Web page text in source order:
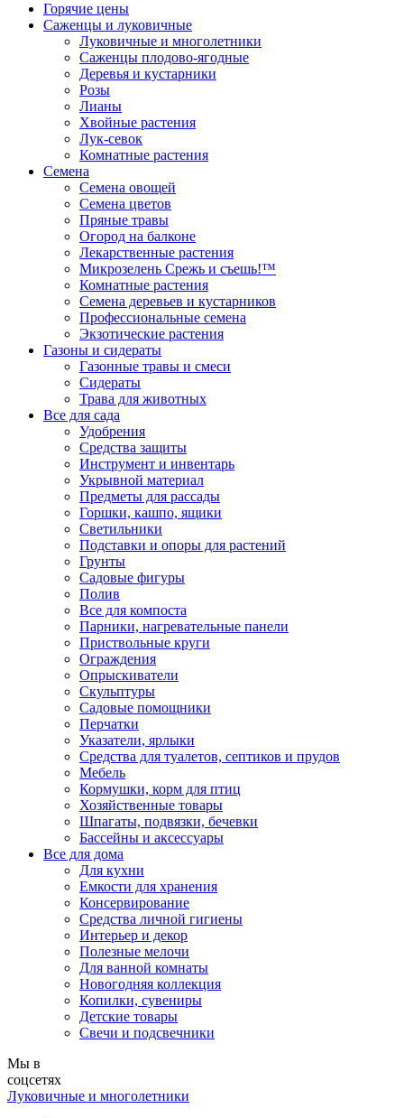
Горячие цены
Саженцы и луковичные
Луковичные и многолетники
Саженцы плодово-ягодные
Деревья и кустарники
Розы
Лианы
Хвойные растения
Лук-севок
Комнатные растения
Семена
Семена овощей
Семена цветов
Пряные травы
Огород на балконе
Лекарственные растения
Микрозелень Срежь и съешь!™
Комнатные растения
Семена деревьев и кустарников
Профессиональные семена
Экзотические растения
Газоны и сидераты
Газонные травы и смеси
Сидераты
Трава для животных
Все для сада
Удобрения
Средства защиты
Инструмент и инвентарь
Укрывной материал
Предметы для рассады
Горшки, кашпо, ящики
Светильники
Подставки и опоры для растений
Грунты
Садовые фигуры
Полив
Все для компоста
Парники, нагревательные панели
Приствольные круги
Ограждения
Опрыскиватели
Скульптуры
Садовые помощники
Перчатки
Указатели, ярлыки
Средства для туалетов, септиков и прудов
Мебель
Кормушки, корм для птиц
Хозяйственные товары
Шпагаты, подвязки, бечевки
Бассейны и аксессуары
Все для дома
Для кухни
Емкости для хранения
Консервирование
Средства личной гигиены
Интерьер и декор
Полезные мелочи
Для ванной комнаты
Новогодняя коллекция
Копилки, сувениры
Детские товары
Свечи и подсвечники
Мы в
соцсетях
Луковичные и многолетники